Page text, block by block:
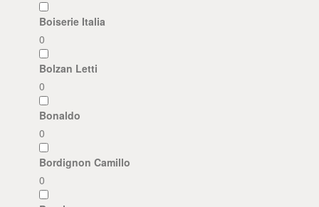
Boiserie Italia
0
Bolzan Letti
0
Bonaldo
0
Bordignon Camillo
0